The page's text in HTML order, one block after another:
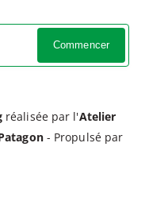
Commencer
réalisée par l'Atelier
- Propulsé par